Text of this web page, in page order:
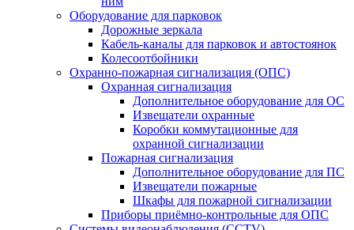
Оборудование для парковок
Дорожные зеркала
Кабель-каналы для парковок и автостоянок
Колесоотбойники
Охранно-пожарная сигнализация (ОПС)
Охранная сигнализация
Дополнительное оборудование для ОС
Извещатели охранные
Коробки коммутационные для
охранной сигнализации
Пожарная сигнализация
Дополнительное оборудование для ПС
Извещатели пожарные
Шкафы для пожарной сигнализации
Приборы приёмно-контрольные для ОПС